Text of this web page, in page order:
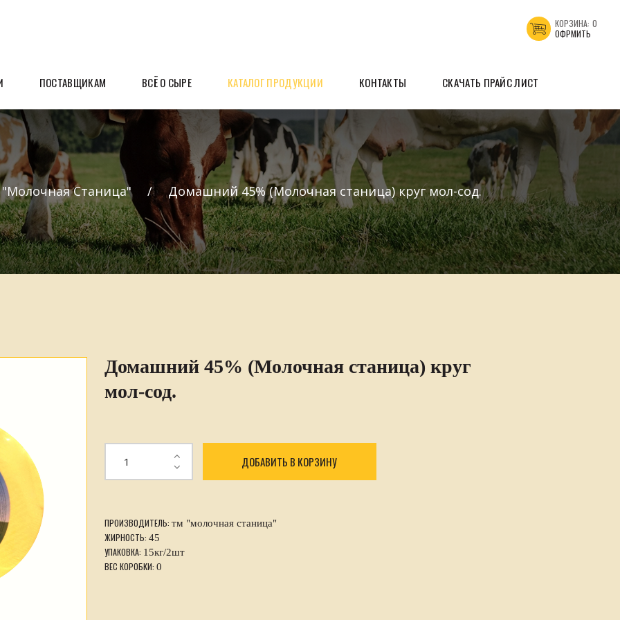
КОРЗИНА: 0
ОФРМИТЬ
ПОСТАВЩИКАМ ВСЁ О СЫРЕ КАТАЛОГ ПРОДУКЦИИ КОНТАКТЫ СКАЧАТЬ ПРАЙС ЛИСТ
Станица" Домашний 45% (Молочная станица) круг мол-сод.
Домашний 45% (Молочная станица) круг
мол-сод.
ДОБАВИТЬ В КОРЗИНУ
ПРОИЗВОДИТЕЛЬ: тм "молочная станица"
ЖИРНОСТЬ: 45
УПАКОВКА: 15кг/2шт
ВЕС КОРОБКИ: 0